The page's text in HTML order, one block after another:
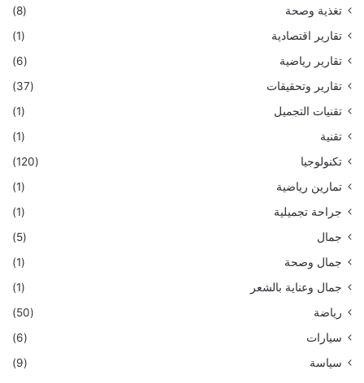
تغذية وصحة
(8)
تقارير اقتصادية
(1)
تقارير رياضية
(6)
تقارير وتحقيقات
(37)
تقنيات التجميل
(1)
تقنية
(1)
تكنولوجيا
(120)
تمارين رياضية
(1)
جراحة تجميلية
(1)
جمال
(5)
جمال وصحة
(1)
جمال وعناية بالشعر
(1)
رياضة
(50)
سيارات
(6)
سياسة
(9)